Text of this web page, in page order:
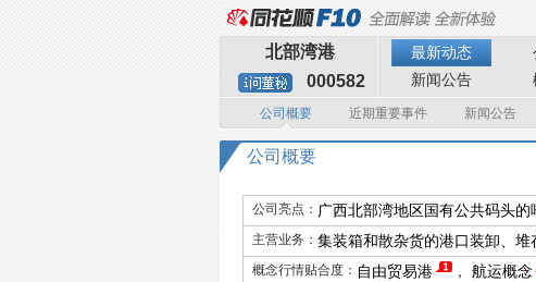
北部湾港
000582
最新动态
新闻公告
公司概要 近期重要事件 新闻公告
公司概要
公司亮点： 广西北部湾地区国有公共码头的
主营业务： 集装箱和散杂货的港口装卸、堆
概念行情贴合度： 自由贸易港 ， 航运概念